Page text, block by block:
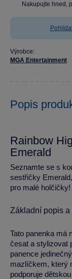
Nakupujte hned,
Výrobce:
MGA Entertainment
Popis
Rainbow
Emerald
Seznamte se s
sestřičky
pro malé holčičky!
Základní popis a
Tato panenka má
česat a stylizovat
panence
mazlíčkem, který
podporuje